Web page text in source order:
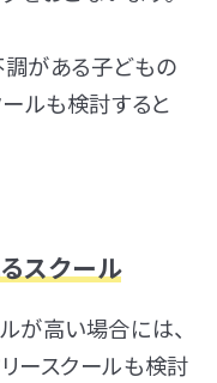
がある子どもの
ルも検討すると
スクール
が高い場合には、
ースクールも検討